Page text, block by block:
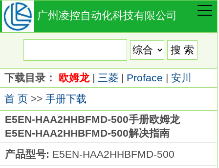
广州凌控自动化科技有限公司
下载目录： 欧姆龙| 三菱| Proface | 安川
首 页>> 手册下载
E5EN-HAA2HHBFMD-500手册欧姆龙
E5EN-HAA2HHBFMD-500解决指南
产品型号: E5EN-HAA2HHBFMD-500